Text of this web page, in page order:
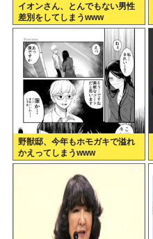
イオンさん、とんでもない男性
差別をしてしまうwww
野獣邸、今年もホモガキで溢れ
かえってしまうwww